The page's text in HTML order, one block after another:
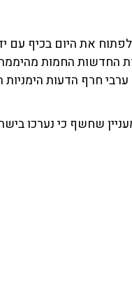
את היום בכיף עם
החדשות החמות
חרף הדעות